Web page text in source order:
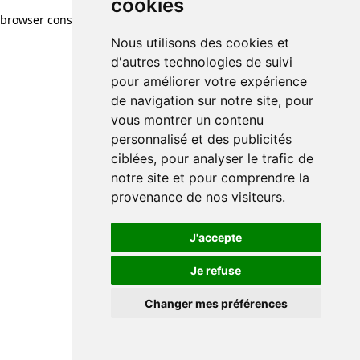
cookies
Nous utilisons des cookies et
d'autres technologies de suivi
pour améliorer votre expérience
de navigation sur notre site, pour
vous montrer un contenu
personnalisé et des publicités
ciblées, pour analyser le trafic de
notre site et pour comprendre la
provenance de nos visiteurs.
J'accepte
Je refuse
Changer mes préférences
browser console for more information)